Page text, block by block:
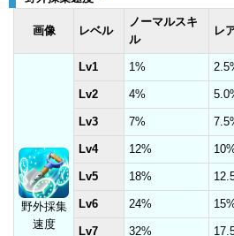
画像 レベル
ノーマルスキ
ル
レ
野外採集
速度
Lv1 1%
Lv2 4%
Lv3 7%
Lv4 12%
Lv5 18%
Lv6 24%
Lv7 32%